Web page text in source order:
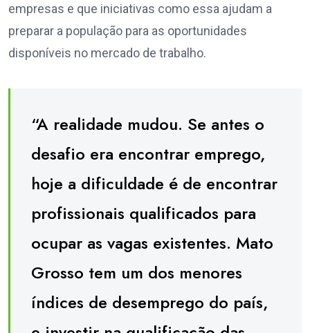
empresas e que iniciativas como essa ajudam a
preparar a população para as oportunidades
disponíveis no mercado de trabalho.
“A realidade mudou. Se antes o
desafio era encontrar emprego,
hoje a dificuldade é de encontrar
profissionais qualificados para
ocupar as vagas existentes. Mato
Grosso tem um dos menores
índices de desemprego do país,